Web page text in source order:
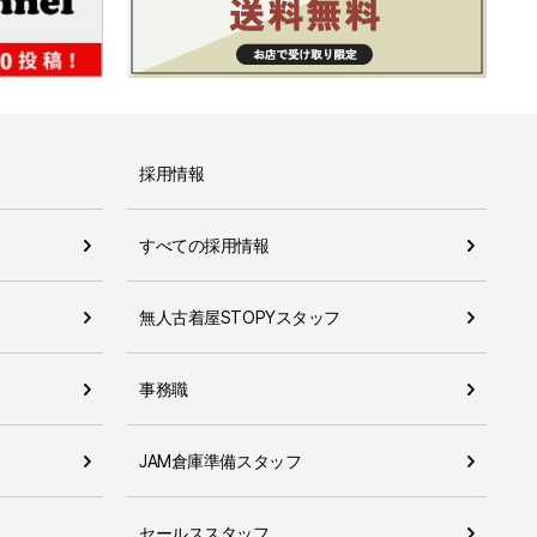
採用情報
すべての採用情報
無人古着屋STOPYスタッフ
事務職
JAM倉庫準備スタッフ